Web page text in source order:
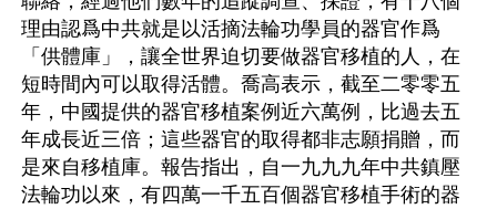
理由認爲中共就是以活摘法輪功學員的器官作爲
「供體庫」，讓全世界迫切要做器官移植的人，在
短時間內可以取得活體。喬高表示，截至二零零五
年，中國提供的器官移植案例近六萬例，比過去五
年成長近三倍；這些器官的取得都非志願捐贈，而
是來自移植庫。報告指出，自一九九九年中共鎮壓
法輪功以來，有四萬一千五百個器官移植手術的器